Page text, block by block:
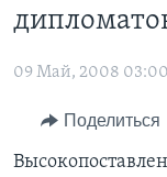
основной
Перейти
поискДИСКУССИЯ VOA
ДЕТАЛИ
АРТЕФАКТЫ
АМЕРИКАНСКИЕ
ФАКТЫ ПРОТИВ
ЗА СВОБОДУ
УЧИМ
09 Май, 2008 03:00
Поделиться